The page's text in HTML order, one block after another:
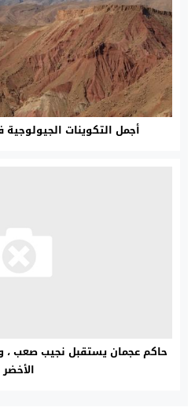
أجمل التكوينات
حاكم عجمان يستقبل نجيب صعب ،
الأخضر